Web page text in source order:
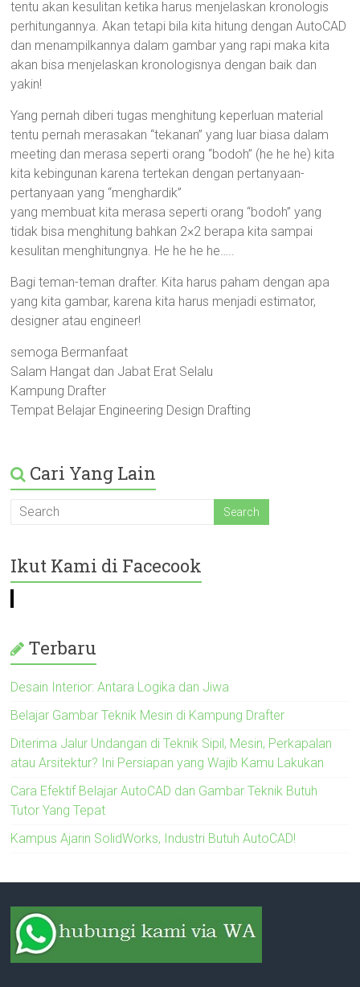
tentu akan kesulitan ketika harus menjelaskan kronologis
perhitungannya. Akan tetapi bila kita hitung dengan AutoCAD
dan menampilkannya dalam gambar yang rapi maka kita
akan bisa menjelaskan kronologisnya dengan baik dan
yakin!
Yang pernah diberi tugas menghitung keperluan material
tentu pernah merasakan “tekanan” yang luar biasa dalam
meeting dan merasa seperti orang “bodoh” (he he he) kita
kita kebingunan karena tertekan dengan pertanyaan-
pertanyaan yang “menghardik”
yang membuat kita merasa seperti orang “bodoh” yang
tidak bisa menghitung bahkan 2×2 berapa kita sampai
kesulitan menghitungnya. He he he he…..
Bagi teman-teman drafter. Kita harus paham dengan apa
yang kita gambar, karena kita harus menjadi estimator,
designer atau engineer!
semoga Bermanfaat
Salam Hangat dan Jabat Erat Selalu
Kampung Drafter
Tempat Belajar Engineering Design Drafting
Cari Yang Lain
Ikut Kami di Facecook
Terbaru
Desain Interior: Antara Logika dan Jiwa
Belajar Gambar Teknik Mesin di Kampung Drafter
Diterima Jalur Undangan di Teknik Sipil, Mesin, Perkapalan
atau Arsitektur? Ini Persiapan yang Wajib Kamu Lakukan
Cara Efektif Belajar AutoCAD dan Gambar Teknik Butuh
Tutor Yang Tepat
Kampus Ajarin SolidWorks, Industri Butuh AutoCAD!